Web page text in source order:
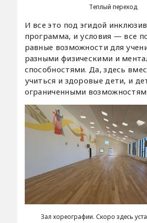
Теплый переход
И все это под эгидой
программа, и условия — все
равные возможности для
разными физическими и
способностями. Да, здесь
учиться и здоровые дети, и
ограниченными
Зал хореографии. Скоро здесь